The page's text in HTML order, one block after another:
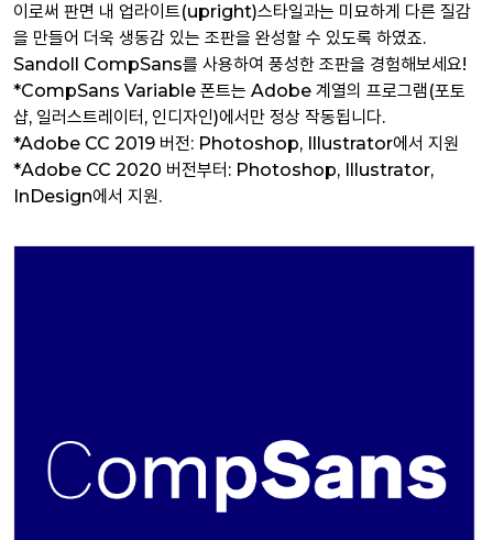
이로써 판면 내 업라이트(upright)스타일과는 미묘하게 다른 질감
을 만들어 더욱 생동감 있는 조판을 완성할 수 있도록 하였죠.
Sandoll CompSans를 사용하여 풍성한 조판을 경험해보세요!
*CompSans Variable 폰트는 Adobe 계열의 프로그램(포토
샵, 일러스트레이터, 인디자인)에서만 정상 작동됩니다.
*Adobe CC 2019 버전: Photoshop, Illustrator에서 지원
*Adobe CC 2020 버전부터: Photoshop, Illustrator,
InDesign에서 지원.